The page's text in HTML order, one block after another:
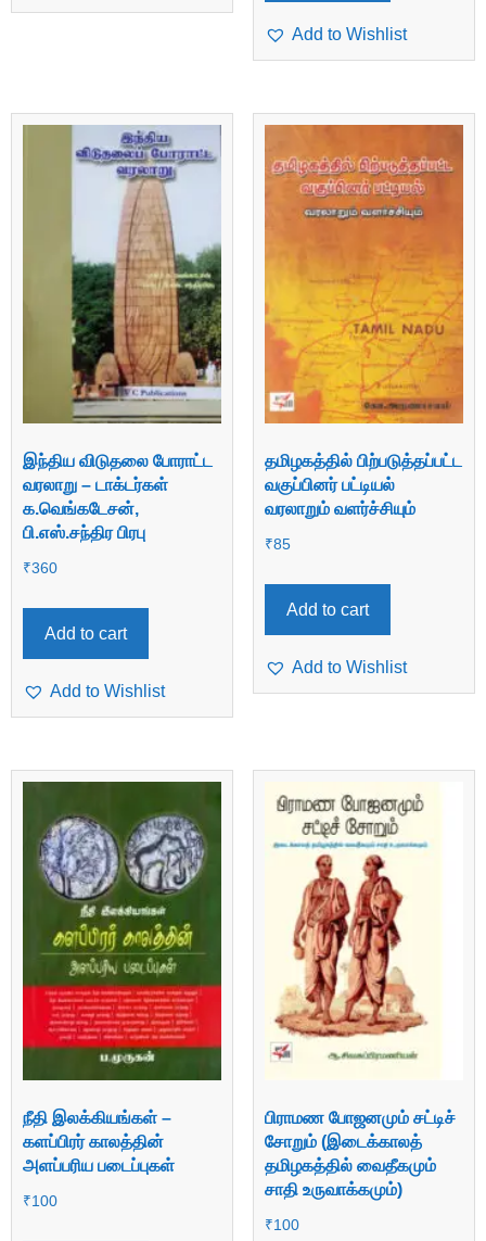
Add to Wishlist
இந்திய விடுதலை போராட்ட
வரலாறு – டாக்டர்கள்
க.வெங்கடேசன்,
பி.எஸ்.சந்திர பிரபு
₹360
Add to cart
Add to Wishlist
தமிழகத்தில் பிற்படுத்தப்பட்ட
வகுப்பினர் பட்டியல்
வரலாறும் வளர்ச்சியும்
₹85
Add to cart
Add to Wishlist
நீதி இலக்கியங்கள் –
களப்பிரர் காலத்தின்
அளப்பரிய படைப்புகள்
₹100
பிராமண போஜனமும் சட்டிச்
சோறும் (இடைக்காலத்
தமிழகத்தில் வைதீகமும்
சாதி உருவாக்கமும்)
₹100